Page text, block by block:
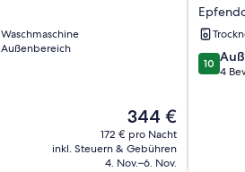
Waschmaschine
Außenbereich
Der
Preis
beträgt
344 €
344 €
172 € pro Nacht
inkl. Steuern & Gebühren
4. Nov.–6. Nov.
und
Garten
für
10.0
von
10
4